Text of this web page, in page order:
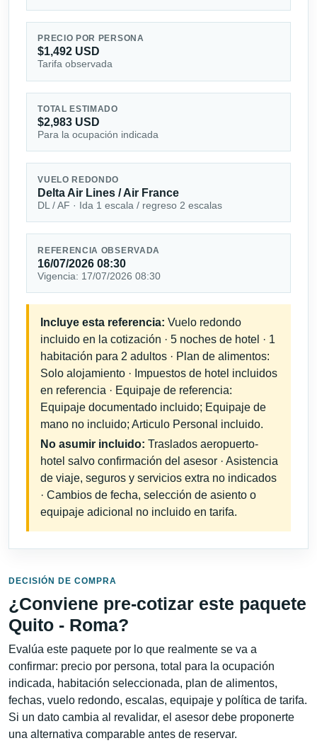
PRECIO POR PERSONA
$1,492 USD
Tarifa observada
TOTAL ESTIMADO
$2,983 USD
Para la ocupación indicada
VUELO REDONDO
Delta Air Lines / Air France
DL / AF · Ida 1 escala / regreso 2 escalas
REFERENCIA OBSERVADA
16/07/2026 08:30
Vigencia: 17/07/2026 08:30
Incluye esta referencia: Vuelo redondo
incluido en la cotización · 5 noches de hotel · 1
habitación para 2 adultos · Plan de alimentos:
Solo alojamiento · Impuestos de hotel incluidos
en referencia · Equipaje de referencia:
Equipaje documentado incluido; Equipaje de
mano no incluido; Articulo Personal incluido.
No asumir incluido: Traslados aeropuerto-
hotel salvo confirmación del asesor · Asistencia
de viaje, seguros y servicios extra no indicados
· Cambios de fecha, selección de asiento o
equipaje adicional no incluido en tarifa.
DECISIÓN DE COMPRA
¿Conviene pre-cotizar este paquete
Quito - Roma?
Evalúa este paquete por lo que realmente se va a
confirmar: precio por persona, total para la ocupación
indicada, habitación seleccionada, plan de alimentos,
fechas, vuelo redondo, escalas, equipaje y política de tarifa.
Si un dato cambia al revalidar, el asesor debe proponerte
una alternativa comparable antes de reservar.